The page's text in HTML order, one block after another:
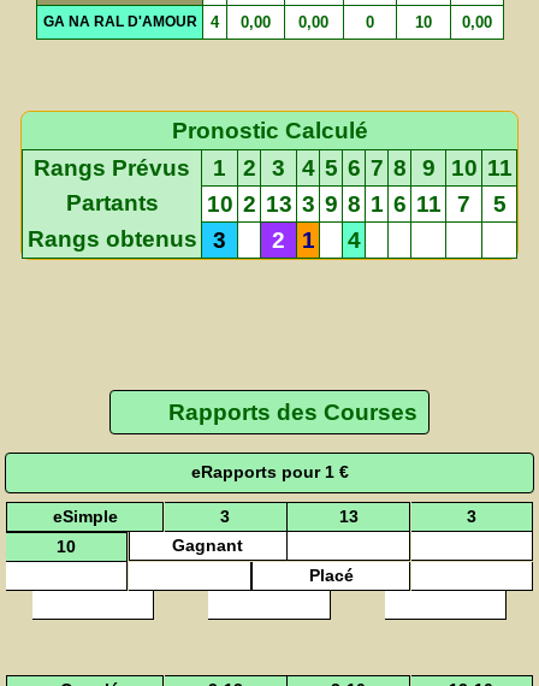
GA NA RAL D'AMOUR 4 0,00 0,00 0 10 0,00
Pronostic Calculé
Rangs Prévus
1 2 3 4 5 6 7 8 9 10 11
Partants
10 2 13 3 9 8 1 6 11 7
5
Rangs obtenus
3 2 1 4
Rapports des Courses
eRapports pour 1 €
eSimple 3 13
3
10
Gagnant
Placé